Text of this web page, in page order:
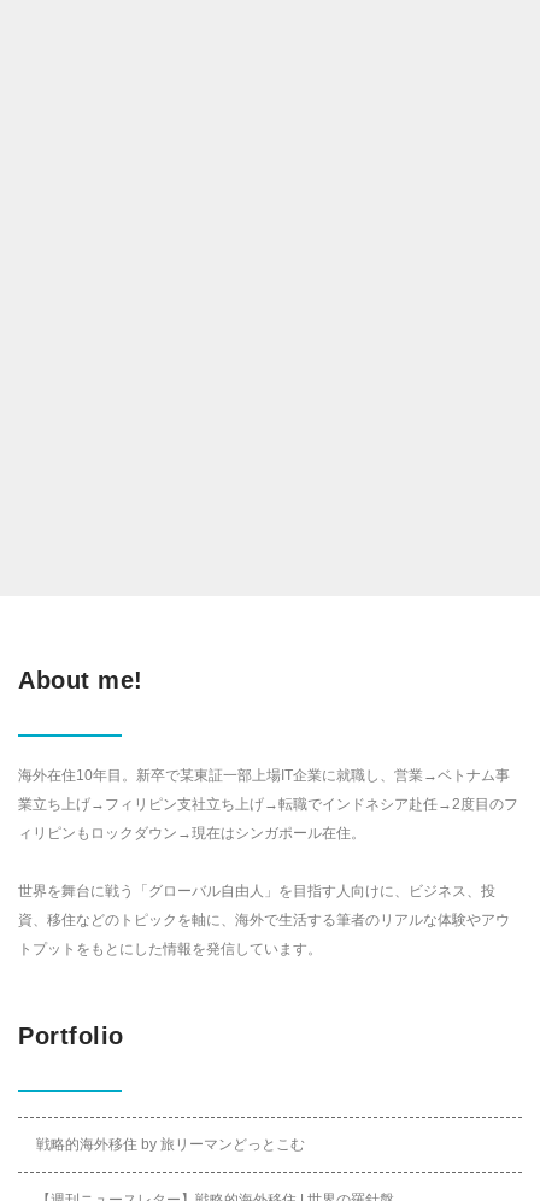
About me!
海外在住10年目。新卒で某東証一部上場IT企業に就職し、営業→ベトナム事
業立ち上げ→フィリピン支社立ち上げ→転職でインドネシア赴任→2度目のフ
ィリピンもロックダウン→現在はシンガポール在住。
世界を舞台に戦う「グローバル自由人」を目指す人向けに、ビジネス、投
資、移住などのトピックを軸に、海外で生活する筆者のリアルな体験やアウ
トプットをもとにした情報を発信しています。
Portfolio
戦略的海外移住 by 旅リーマンどっとこむ